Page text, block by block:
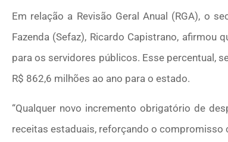
Em relação a Revisão Geral Anual (RGA), o
Fazenda (Sefaz), Ricardo Capistrano, afirmou
para os servidores públicos. Esse percentual,
R$ 862,6 milhões ao ano para o estado.
“Qualquer novo incremento obrigatório de
receitas estaduais, reforçando o compromisso